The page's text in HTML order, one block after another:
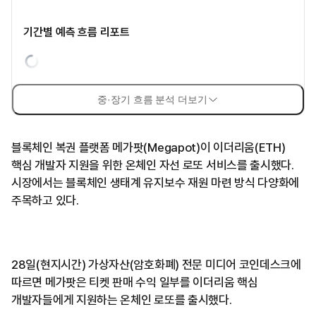
기간별 예측 흐름 리포트
중·장기 흐름 분석 더보기
블록체인 복권 플랫폼 메가팟(Megapot)이 이더리움(ETH)
핵심 개발자 지원을 위한 온체인 자선 로또 서비스를 출시했다.
시장에서는 블록체인 생태계 유지보수 재원 마련 방식 다양화에
주목하고 있다.
28일(현지시간) 가상자산(암호화폐) 전문 미디어 코인데스크에
따르면 메가팟은 티켓 판매 수익 일부를 이더리움 핵심
개발자들에게 지원하는 온체인 로또를 출시했다.